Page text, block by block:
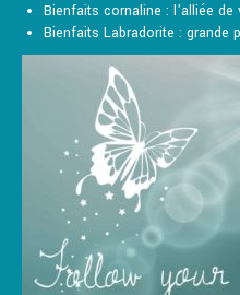
Bienfaits cornaline : l’alliée
Bienfaits Labradorite : grande